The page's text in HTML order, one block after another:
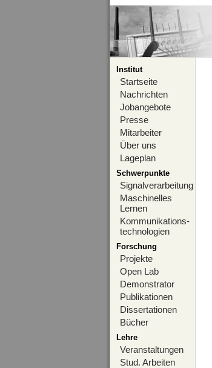
Institut
Startseite
Nachrichten
Jobangebote
Presse
Mitarbeiter
Über uns
Lageplan
Schwerpunkte
Signalverarbeitung
Maschinelles
Lernen
Kommunikations-
technologien
Forschung
Projekte
Open Lab
Demonstrator
Publikationen
Dissertationen
Bücher
Lehre
Veranstaltungen
Stud. Arbeiten